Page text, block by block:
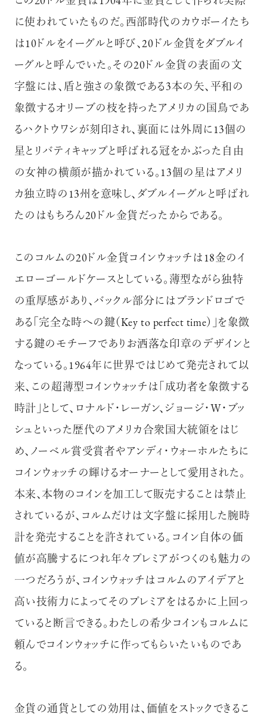
に使われていたものだ。西部時代のカウボーイたち
は10ドルをイーグルと呼び、20ドル金貨をダブルイ
ーグルと呼んでいた。その20ドル金貨の表面の文
字盤には、盾と強さの象徴である3本の矢、平和の
象徴するオリーブの枝を持ったアメリカの国鳥であ
るハクトウワシが刻印され、裏面には外周に13個の
星とリバティキャップと呼ばれる冠をかぶった自由
の女神の横顔が描かれている。13個の星はアメリ
カ独立時の13州を意味し、ダブルイーグルと呼ばれ
たのはもちろん20ドル金貨だったからである。
このコルムの20ドル金貨コインウォッチは18金のイ
エローゴールドケースとしている。薄型ながら独特
の重厚感があり、バックル部分にはブランドロゴで
ある「完全な時への鍵（Key to perfect time）」を象徴
する鍵のモチーフでありお洒落な印章のデザインと
なっている。1964年に世界ではじめて発売されて以
来、この超薄型コインウォッチは「成功者を象徴する
時計」として、ロナルド・レーガン、ジョージ・Ｗ・ブッ
シュといった歴代のアメリカ合衆国大統領をはじ
め、ノーベル賞受賞者やアンディ・ウォーホルたちに
コインウォッチの輝けるオーナーとして愛用された。
本来、本物のコインを加工して販売することは禁止
されているが、コルムだけは文字盤に採用した腕時
計を発売することを許されている。コイン自体の価
値が高騰するにつれ年々プレミアがつくのも魅力の
一つだろうが、コインウォッチはコルムのアイデアと
高い技術力によってそのプレミアをはるかに上回っ
ていると断言できる。わたしの希少コインもコルムに
頼んでコインウォッチに作ってもらいたいものであ
る。
金貨の通貨としての効用は、価値をストックできるこ